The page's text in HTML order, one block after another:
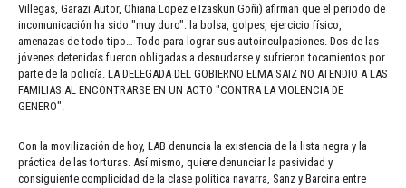
Villegas, Garazi Autor, Ohiana Lopez e Izaskun Goñi) afirman que el periodo de
incomunicación ha sido "muy duro": la bolsa, golpes, ejercicio físico,
amenazas de todo tipo… Todo para lograr sus autoinculpaciones. Dos de las
jóvenes detenidas fueron obligadas a desnudarse y sufrieron tocamientos por
parte de la policía. LA DELEGADA DEL GOBIERNO ELMA SAIZ NO ATENDIO A LAS
FAMILIAS AL ENCONTRARSE EN UN ACTO "CONTRA LA VIOLENCIA DE
GENERO".
Con la movilización de hoy, LAB denuncia la existencia de la lista negra y la
práctica de las torturas. Así mismo, quiere denunciar la pasividad y
consiguiente complicidad de la clase política navarra, Sanz y Barcina entre